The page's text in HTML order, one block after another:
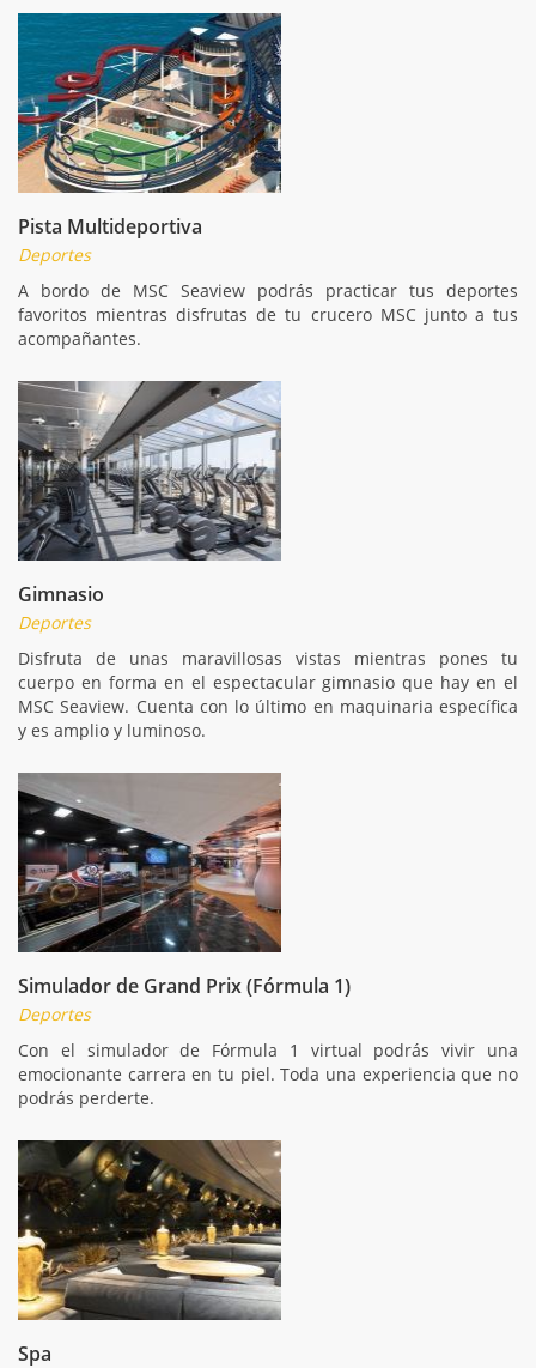
Pista Multideportiva
Deportes
A bordo de MSC Seaview podrás practicar tus deportes
favoritos mientras disfrutas de tu crucero MSC junto a tus
acompañantes.
Gimnasio
Deportes
Disfruta de unas maravillosas vistas mientras pones tu
cuerpo en forma en el espectacular gimnasio que hay en el
MSC Seaview. Cuenta con lo último en maquinaria específica
y es amplio y luminoso.
Simulador de Grand Prix (Fórmula 1)
Deportes
Con el simulador de Fórmula 1 virtual podrás vivir una
emocionante carrera en tu piel. Toda una experiencia que no
podrás perderte.
Spa